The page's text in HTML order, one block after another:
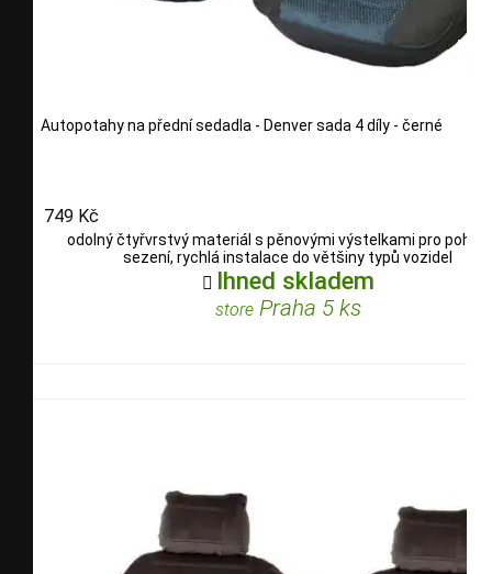
Autopotahy na přední sedadla - Denver sada 4 díly - černé
749 Kč
odolný čtyřvrstvý materiál s pěnovými výstelkami pro
sezení, rychlá instalace do většiny typů vozidel
 Ihned skladem
storePraha 5 ks